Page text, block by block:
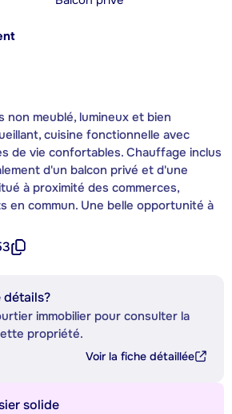
non meublé, lumineux et bien
cuisine fonctionnelle avec
de vie confortables. Chauffage inclus
d'un balcon privé et d'une
à proximité des commerces,
en commun. Une belle opportunité à
détails?
immobilier pour consulter la
propriété.
Voir la fiche détaillée
solide